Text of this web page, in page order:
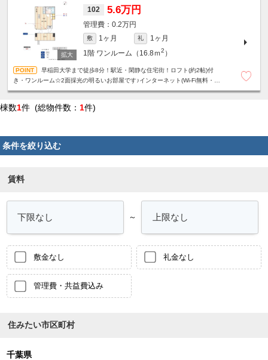
102 5.6万円
0.2万円
敷 1ヶ月 礼
1ヶ月
1階 ワンルーム（16.8ｍ2 ）
早稲田大学まで徒歩8分！駅近・閑静な住宅街！ロフト(約2帖)付
き・ワンルーム☆2面採光の明るいお部屋です♪インターネット(Wi-Fi無料・
棟数1件 (総物件数： 1件)
条件を絞り込む
賃料
～
敷金なし 礼金なし
管理費・共益費込み
住みたい市区町村
千葉県